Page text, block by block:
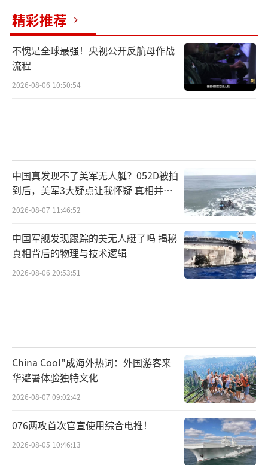
精彩推荐
不愧是全球最强！央视公开反航母作战
流程
2026-08-06 10:50:54
中国真发现不了美军无人艇？052D被拍
到后，美军3大疑点让我怀疑 真相并非
如此
2026-08-07 11:46:52
中国军舰发现跟踪的美无人艇了吗 揭秘
真相背后的物理与技术逻辑
2026-08-06 20:53:51
China Cool"成海外热词：外国游客来
华避暑体验独特文化
2026-08-07 09:02:42
076两攻首次官宣使用综合电推！
2026-08-05 10:46:13